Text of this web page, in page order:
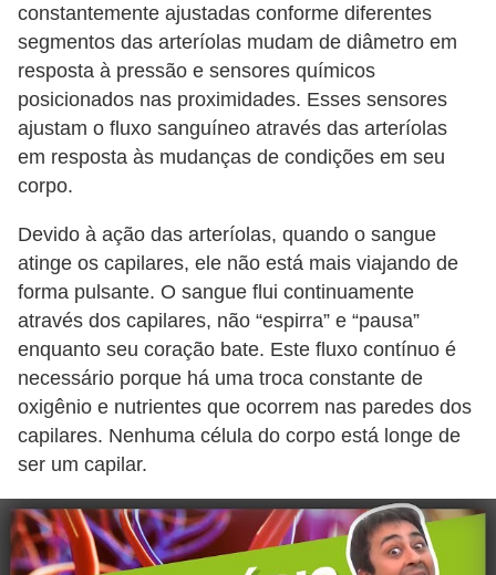
constantemente ajustadas conforme diferentes
segmentos das arteríolas mudam de diâmetro em
resposta à pressão e sensores químicos
posicionados nas proximidades. Esses sensores
ajustam o fluxo sanguíneo através das arteríolas
em resposta às mudanças de condições em seu
corpo.
Devido à ação das arteríolas, quando o sangue
atinge os capilares, ele não está mais viajando de
forma pulsante. O sangue flui continuamente
através dos capilares, não “espirra” e “pausa”
enquanto seu coração bate. Este fluxo contínuo é
necessário porque há uma troca constante de
oxigênio e nutrientes que ocorrem nas paredes dos
capilares. Nenhuma célula do corpo está longe de
ser um capilar.
p
a
r
a
E
N
M
D
i
c
a
s
p
r
a